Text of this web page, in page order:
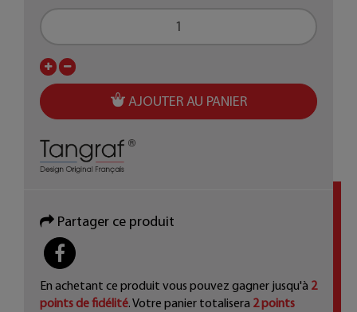
AJOUTER AU PANIER
Partager ce produit
PARTAGER
En achetant ce produit vous pouvez gagner jusqu'à 2
points de fidélité. Votre panier totalisera 2points